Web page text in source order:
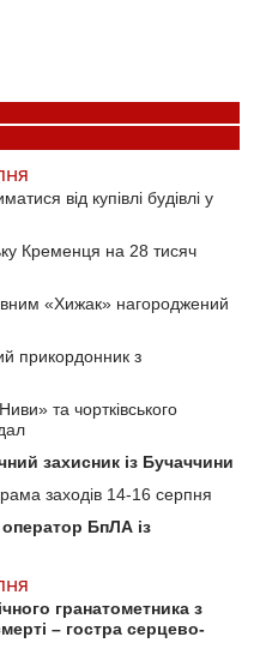
від купівлі будівлі у
Кременця на 28 тисяч
«Хижак» нагороджений
прикордонник з
та чортківського
захисник із Бучаччини
заходів 14-16 серпня
оператор БпЛА із
гранатометника з
– гостра серцево-